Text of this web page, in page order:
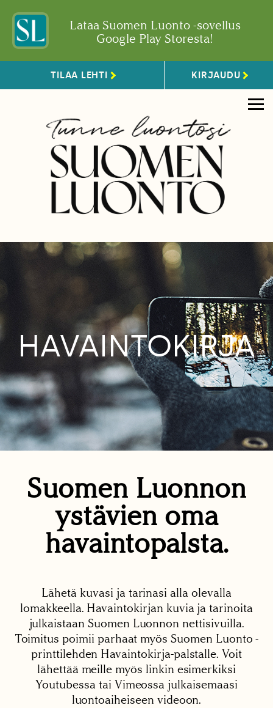
Lataa Suomen Luonto -sovellus
Google Play Storesta!
TILAA LEHTI KIRJAUDU
HAVAINTOKIRJA
Suomen Luonnon
ystävien oma
havaintopalsta.
Lähetä kuvasi ja tarinasi alla olevalla
lomakkeella. Havaintokirjan kuvia ja tarinoita
julkaistaan Suomen Luonnon nettisivuilla.
Toimitus poimii parhaat myös Suomen Luonto -
printtilehden Havaintokirja-palstalle. Voit
lähettää meille myös linkin esimerkiksi
Youtubessa tai Vimeossa julkaisemaasi
luontoaiheiseen videoon.